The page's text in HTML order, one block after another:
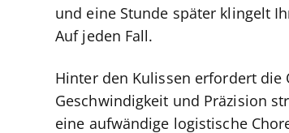
und eine Stunde später klingelt
Auf jeden Fall.
Hinter den Kulissen erfordert
Geschwindigkeit und Präzision
eine aufwändige logistische